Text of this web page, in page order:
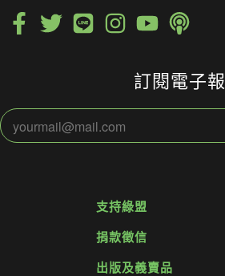
訂閱電子報
支持綠盟
捐款徵信
出版及義賣品